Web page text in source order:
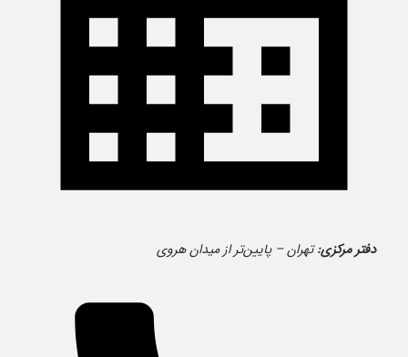
دفتر مرکزی:تهران – پایین‌تر از میدان هروی